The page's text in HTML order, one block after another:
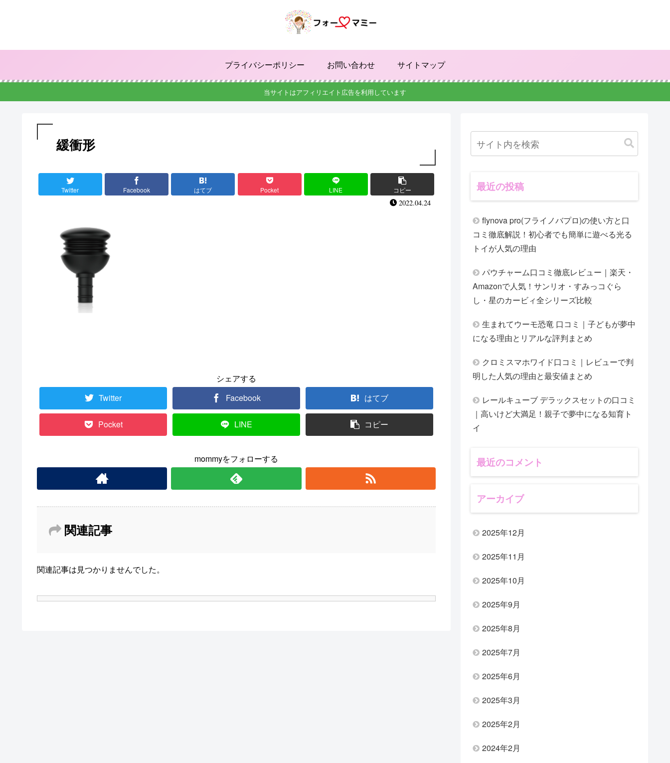
プライバシーポリシー お問い合わせ サイトマップ
当サイトはアフィリエイト広告を利用しています
緩衝形
Twitter Facebook はてブ Pocket LINE コピー
2022.04.24
シェアする
Twitter
Facebook はてブ
Pocket LINE コピー
mommyをフォローする
関連記事
関連記事は見つかりませんでした。
最近の投稿
flynova pro(フライノバプロ)の使い方と口
コミ徹底解説！初心者でも簡単に遊べる光る
トイが人気の理由
パウチャーム口コミ徹底レビュー｜楽天・
Amazonで人気！サンリオ・すみっコぐら
し・星のカービィ全シリーズ比較
生まれてウーモ恐竜 口コミ｜子どもが夢中
になる理由とリアルな評判まとめ
クロミスマホワイド口コミ｜レビューで判
明した人気の理由と最安値まとめ
レールキューブ デラックスセットの口コミ
｜高いけど大満足！親子で夢中になる知育ト
イ
最近のコメント
アーカイブ
2025年12月
2025年11月
2025年10月
2025年9月
2025年8月
2025年7月
2025年6月
2025年3月
2025年2月
2024年2月